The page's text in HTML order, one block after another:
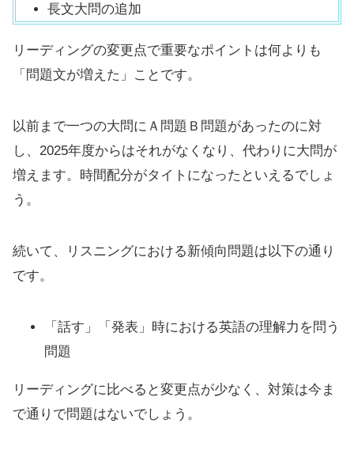
長文大問の追加
リーディングの変更点で重要なポイントは何よりも
「問題文が増えた」ことです。
以前まで一つの大問にＡ問題Ｂ問題があったのに対
し、2025年度からはそれがなくなり、代わりに大問が
増えます。時間配分がタイトになったといえるでしょ
う。
続いて、リスニングにおける新傾向問題は以下の通り
です。
「話す」「発表」時における英語の理解力を問う
問題
リーディングに比べると変更点が少なく、対策は今ま
で通りで問題はないでしょう。